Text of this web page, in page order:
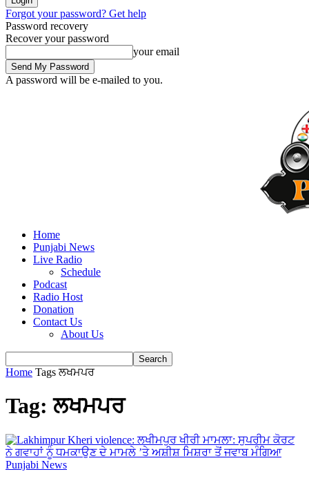
Forgot your password? Get help
Password recovery
Recover your password
your email
A password will be e-mailed to you.
Home
Punjabi News
Live Radio
Schedule
Podcast
Radio Host
Donation
Contact Us
About Us
Home Tags ਲਖਮਪਰ
Tag: ਲਖਮਪਰ
Punjabi News